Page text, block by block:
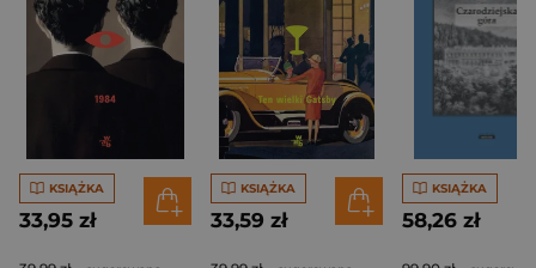
KSIĄŻKA
33,95 zł
KSIĄŻKA
33,59 zł
KSIĄŻKA
58,26 zł